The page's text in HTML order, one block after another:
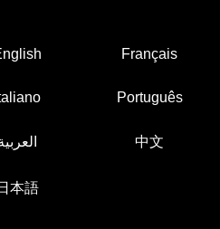
Français
Português
中文
本語